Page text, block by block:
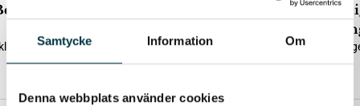
Samtycke Information Om
Denna webbplats använder cookies
eller borgerlig
20 940
25 035
Minnesrum
Kyrklig eller
38 540